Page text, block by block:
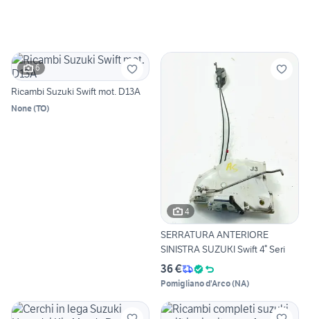
6
Ricambi Suzuki Swift mot. D13A
None(TO)
4
SERRATURA ANTERIORE
SINISTRA SUZUKI Swift 4° Seri
36 €
Pomigliano d'Arco(NA)